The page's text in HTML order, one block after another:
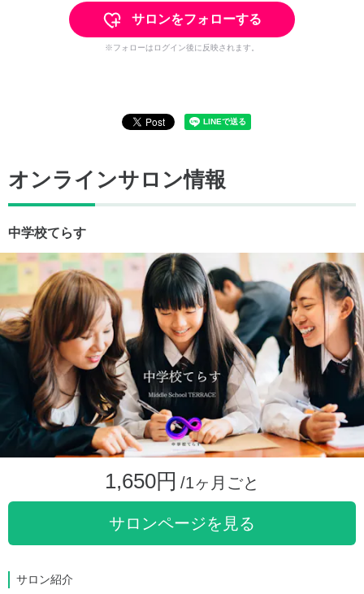
サロンをフォローする
※フォローはログイン後に反映されます。
オンラインサロン情報
中学校てらす
1,650円 /1ヶ月ごと
サロンページを見る
サロン紹介